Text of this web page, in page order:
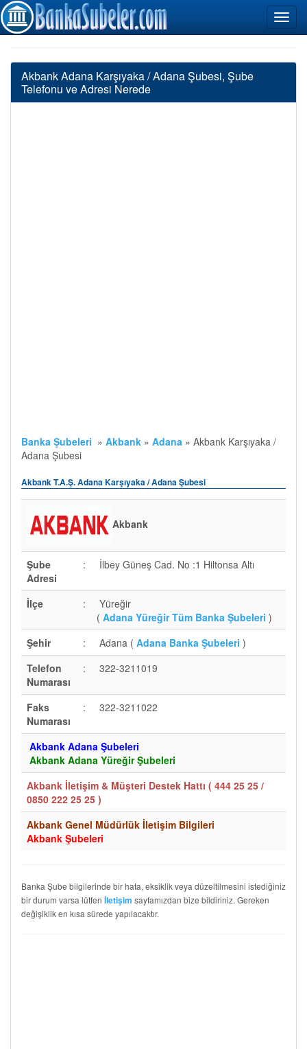
Akbank Adana Karşıyaka / Adana Şubesi, Şube
Telefonu ve Adresi Nerede
Banka Şubeleri » Akbank » Adana » Akbank Karşıyaka /
Adana Şubesi
Akbank T.A.Ş. Adana Karşıyaka / Adana Şubesi
Akbank
Şube
Adresi
: İlbey Güneş Cad. No :1 Hiltonsa Altı
İlçe :
Yüreğir
( Adana Yüreğir Tüm Banka Şubeleri )
Şehir
: Adana ( Adana Banka Şubeleri )
Telefon
Numarası
: 322-3211019
Faks
Numarası
: 322-3211022
Akbank Adana Şubeleri
Akbank Adana Yüreğir Şubeleri
Akbank İletişim & Müşteri Destek Hattı ( 444 25 25 /
0850 222 25 25 )
Akbank Genel Müdürlük İletişim Bilgileri
Akbank Şubeleri
Banka Şube bilgilerinde bir hata, eksiklik veya düzeltilmesini istediğiniz
bir durum varsa lütfen İletişim sayfamızdan bize bildiriniz. Gereken
değişiklik en kısa sürede yapılacaktır.